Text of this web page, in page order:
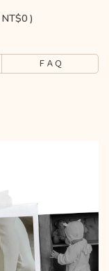
NT$0 )
ＦＡＱ